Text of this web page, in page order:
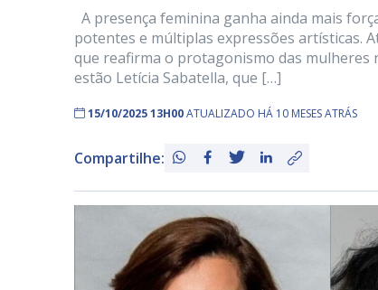
A presença feminina ganha ainda mais
potentes e múltiplas expressões artísticas.
que reafirma o protagonismo das
estão Letícia Sabatella, que […]
15/10/2025 13H00ATUALIZADO HÁ 10 MESES ATRÁS
Compartilhe: